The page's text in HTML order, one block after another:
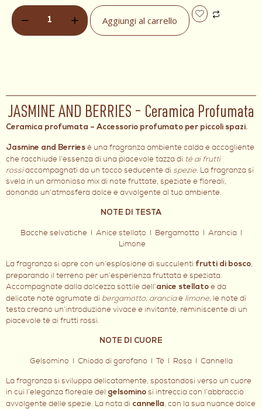
Aggiungi al carrello
JASMINE AND BERRIES – Ceramica Profumata
Ceramica profumata – Accessorio profumato per piccoli spazi.
Jasmine and Berries è una fragranza ambiente calda e accogliente
che racchiude l’essenza di una piacevole tazza di tè ai frutti
rossiaccompagnati da un tocco seducente di spezie. La fragranza si
svela in un armonioso mix di note fruttate, speziate e floreali,
donando un’atmosfera dolce e avvolgente al tuo ambiente.
NOTE DI TESTA
Bacche selvatiche I Anice stellato I Bergamotto I Arancia I
Limone
La fragranza si apre con un’esplosione di succulenti frutti di bosco,
preparando il terreno per un’esperienza fruttata e speziata.
Accompagnate dalla dolcezza sottile dell’anice stellato e da
delicate note agrumate di bergamotto, aranciae limone, le note di
testa creano un’introduzione vivace e invitante, reminiscente di un
piacevole tè ai frutti rossi.
NOTE DI CUORE
Gelsomino I Chiodo di garofano I Té I Rosa I Cannella
La fragranza si sviluppa delicatamente, spostandosi verso un cuore
in cui l’eleganza floreale del gelsomino si intreccia con l’abbraccio
avvolgente delle spezie. La nota di cannella, con la sua nuance dolce